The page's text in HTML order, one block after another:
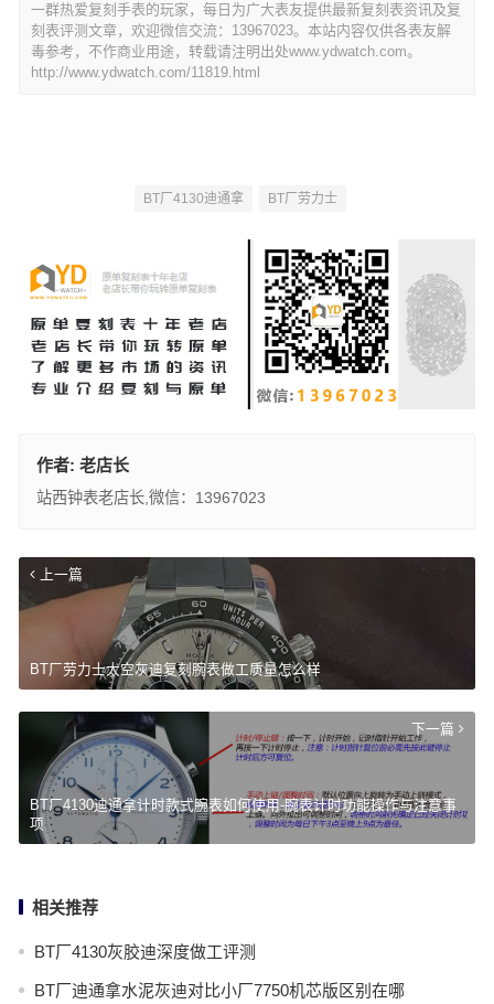
一群热爱复刻手表的玩家，每日为广大表友提供最新复刻表资讯及复
刻表评测文章，欢迎微信交流：13967023。本站内容仅供各表友解
毒参考，不作商业用途，转载请注明出处www.ydwatch.com。
http://www.ydwatch.com/11819.html
BT厂4130迪通拿 BT厂劳力士
作者: 老店长
站西钟表老店长,微信：13967023
上一篇
BT厂劳力士太空灰迪复刻腕表做工质量怎么样
下一篇
BT厂4130迪通拿计时款式腕表如何使用-腕表计时功能操作与注意事
项
相关推荐
BT厂4130灰胶迪深度做工评测
BT厂迪通拿水泥灰迪对比小厂7750机芯版区别在哪